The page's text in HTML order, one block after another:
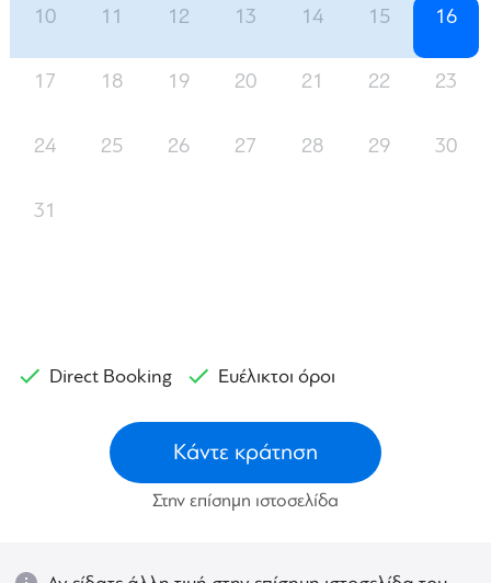
10 11 12 13 14 15 16
17 18 19 20 21 22 23
24 25 26 27 28 29 30
31
Direct Booking Ευέλικτοι όροι
Κάντε κράτηση
Στην επίσημη ιστοσελίδα